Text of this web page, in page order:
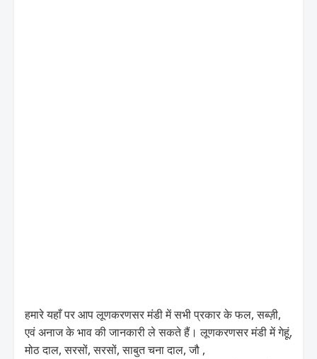
हमारे यहाँ पर आप लूणकरणसर मंडी में सभी प्रकार के फल, सब्ज़ी,
एवं अनाज के भाव की जानकारी ले सकते हैं। लूणकरणसर मंडी में गेहूं,
मोठ दाल, सरसों, सरसों, साबुत चना दाल, जौ ,